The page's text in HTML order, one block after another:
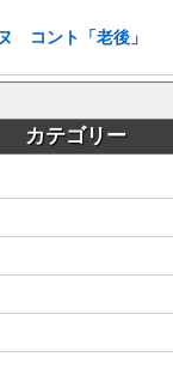
コント「老後」
カテゴリー